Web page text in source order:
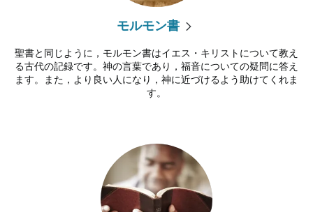
モルモン書
聖書と同じように，モルモン書はイエス・キリストについて教え
る古代の記録です。神の言葉であり，福音についての疑問に答え
ます。また，より良い人になり，神に近づけるよう助けてくれま
す。